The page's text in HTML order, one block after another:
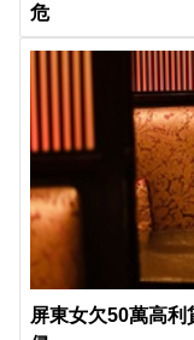
危
屏東女欠50萬高